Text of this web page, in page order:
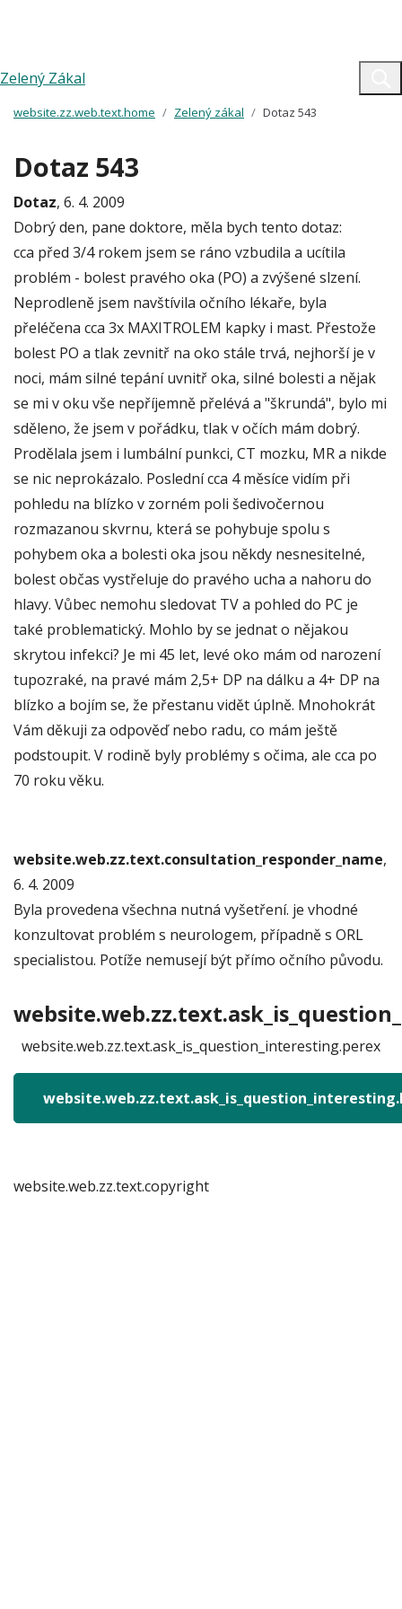
Zelený Zákal
website.zz.web.text.home Zelený zákal Dotaz 543
Dotaz 543
Dotaz, 6. 4. 2009
Dobrý den, pane doktore, měla bych tento dotaz:
cca před 3/4 rokem jsem se ráno vzbudila a ucítila
problém - bolest pravého oka (PO) a zvýšené slzení.
Neprodleně jsem navštívila očního lékaře, byla
přeléčena cca 3x MAXITROLEM kapky i mast. Přestože
bolest PO a tlak zevnitř na oko stále trvá, nejhorší je v
noci, mám silné tepání uvnitř oka, silné bolesti a nějak
se mi v oku vše nepříjemně přelévá a "škrundá", bylo mi
sděleno, že jsem v pořádku, tlak v očích mám dobrý.
Prodělala jsem i lumbální punkci, CT mozku, MR a nikde
se nic neprokázalo. Poslední cca 4 měsíce vidím při
pohledu na blízko v zorném poli šedivočernou
rozmazanou skvrnu, která se pohybuje spolu s
pohybem oka a bolesti oka jsou někdy nesnesitelné,
bolest občas vystřeluje do pravého ucha a nahoru do
hlavy. Vůbec nemohu sledovat TV a pohled do PC je
také problematický. Mohlo by se jednat o nějakou
skrytou infekci? Je mi 45 let, levé oko mám od narození
tupozraké, na pravé mám 2,5+ DP na dálku a 4+ DP na
blízko a bojím se, že přestanu vidět úplně. Mnohokrát
Vám děkuji za odpověď nebo radu, co mám ještě
podstoupit. V rodině byly problémy s očima, ale cca po
70 roku věku.
website.web.zz.text.consultation_responder_name,
6. 4. 2009
Byla provedena všechna nutná vyšetření. je vhodné
konzultovat problém s neurologem, případně s ORL
specialistou. Potíže nemusejí být přímo očního původu.
website.web.zz.text.ask_is_question_interesting.perex
website.web.zz.text.copyright